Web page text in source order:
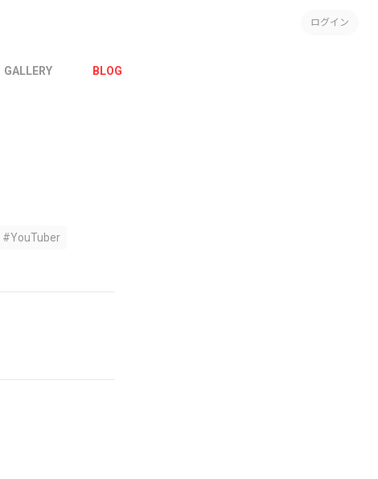
ログイン
GALLERY BLOG
#YouTuber